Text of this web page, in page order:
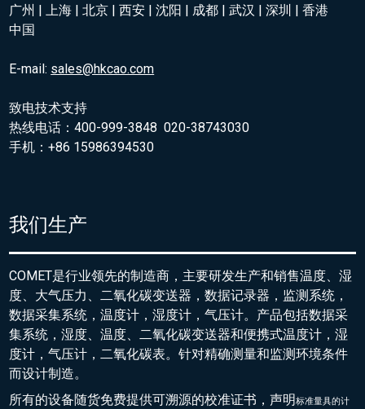
广州 | 上海 | 北京 | 西安 | 沈阳 | 成都 | 武汉 | 深圳 | 香港
中国
E-mail: sales@hkcao.com
致电技术支持
热线电话：400-999-3848 020-38743030
手机：+86 15986394530
我们生产
COMET是行业领先的制造商，主要研发生产和销售温度、湿
度、大气压力、二氧化碳变送器，数据记录器，监测系统，
数据采集系统，温度计，湿度计，气压计。产品包括数据采
集系统，湿度、温度、二氧化碳变送器和便携式温度计，湿
度计，气压计，二氧化碳表。针对精确测量和监测环境条件
而设计制造。
所有的设备随货免费提供可溯源的校准证书，声明标准量具的计